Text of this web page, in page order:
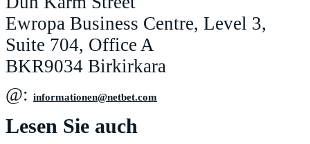
Ewropa Business Centre, Level 3,
Suite 704, Office A
BKR9034 Birkirkara
@: moc.tebten@nenoitamrofni
Lesen Sie auch